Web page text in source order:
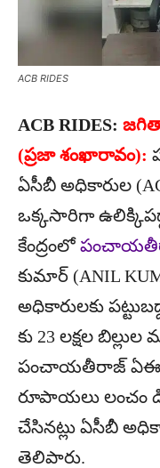
ACB RIDES
ACB RIDES:
(ప్రజా శంఖారావం):
ఏసీబీ అధికారుల
ఒక్కసారిగా
కేంద్రంలో
కుమార్ (ANIL
అధికారులకు
కు 23 లక్షల
పంచాయతీరాజ్ ఏఈఈ
రూపాయలు లంచం
చేసినట్లు ఏసీబీ
తెలిపారు.